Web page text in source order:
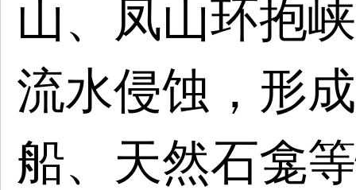
山、凤山环抱
流水侵蚀，形
船、天然石龛